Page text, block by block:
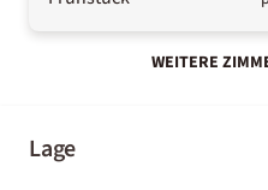
WEITERE
Lage